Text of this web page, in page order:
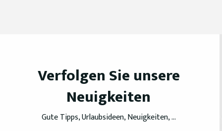
Verfolgen Sie unsere
Neuigkeiten
Gute Tipps, Urlaubsideen, Neuigkeiten, ...